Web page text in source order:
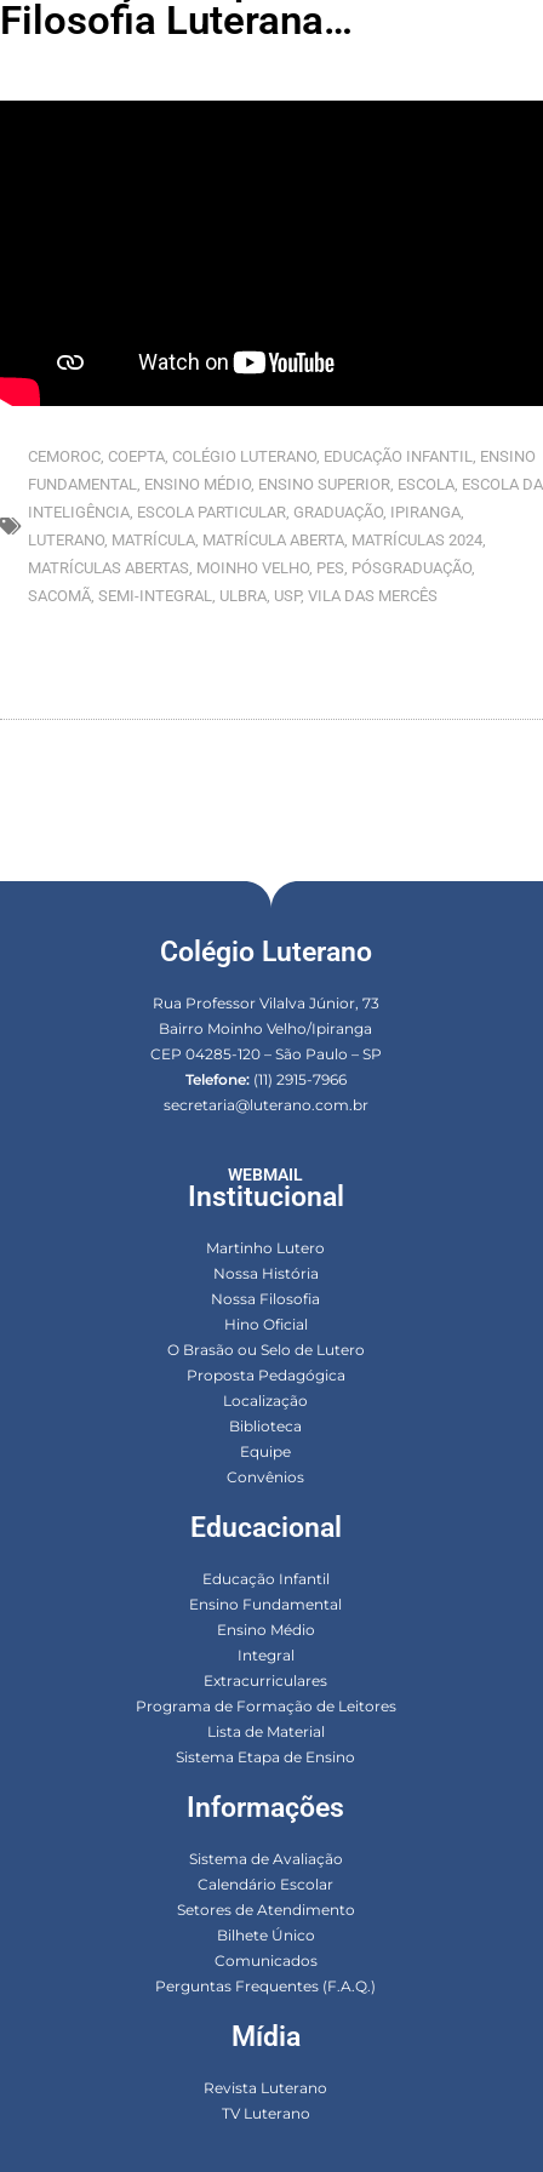
Filosofia Luterana…
CEMOROC COEPTA COLÉGIO LUTERANO EDUCAÇÃO INFANTIL
ENSINO
FUNDAMENTAL
ENSINO MÉDIO ENSINO SUPERIOR ESCOLA ESCOLA DA
INTELIGÊNCIA ESCOLA PARTICULAR GRADUAÇÃO IPIRANGA
LUTERANO MATRÍCULA MATRÍCULA ABERTA MATRÍCULAS 2024
MATRÍCULAS ABERTAS MOINHO VELHO PES PÓSGRADUAÇÃO
SACOMÃ SEMI-INTEGRAL ULBRA USP, VILA DAS MERCÊS
Colégio Luterano
Rua Professor Vilalva Júnior, 73
Bairro Moinho Velho/Ipiranga
CEP 04285-120 – São Paulo – SP
Telefone:(11) 2915-7966
secretaria@luterano.com.br
WEBMAIL
Institucional
Martinho Lutero
Nossa História
Nossa Filosofia
Hino Oficial
O Brasão ou Selo de Lutero
Proposta Pedagógica
Localização
Biblioteca
Equipe
Convênios
Educacional
Educação Infantil
Ensino Fundamental
Ensino Médio
Integral
Extracurriculares
Programa de Formação de Leitores
Lista de Material
Sistema Etapa de Ensino
Informações
Sistema de Avaliação
Calendário Escolar
Setores de Atendimento
Bilhete Único
Comunicados
Perguntas Frequentes (F.A.Q.)
Mídia
Revista Luterano
TV Luterano